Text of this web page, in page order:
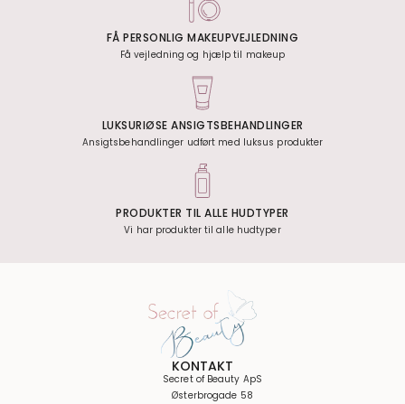
FÅ PERSONLIG MAKEUPVEJLEDNING
Få vejledning og hjælp til makeup
LUKSURIØSE ANSIGTSBEHANDLINGER
Ansigtsbehandlinger udført med luksus produkter
PRODUKTER TIL ALLE HUDTYPER
Vi har produkter til alle hudtyper
KONTAKT
Secret of Beauty ApS
Østerbrogade 58